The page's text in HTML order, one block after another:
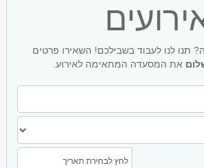
תנו לנו לעבוד בשבילכם! השאירו פרטים
את המסעדה המתאימה לאירוע.